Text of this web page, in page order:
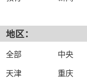
都市
文化
文艺
电影
生活
地区：
全部 中央
天津
重庆